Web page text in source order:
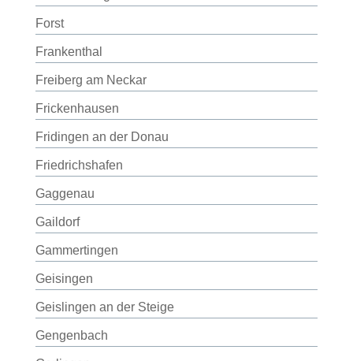
Forst
Frankenthal
Freiberg am Neckar
Frickenhausen
Fridingen an der Donau
Friedrichshafen
Gaggenau
Gaildorf
Gammertingen
Geisingen
Geislingen an der Steige
Gengenbach